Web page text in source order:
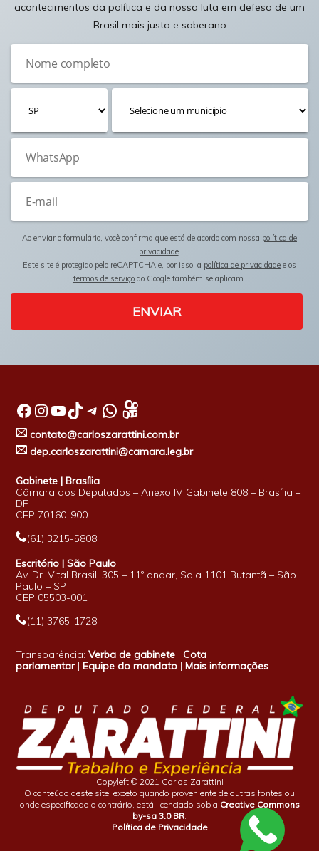
acontecimentos da política e da nossa luta em defesa de um
Brasil mais justo e soberano
Ao enviar o formulário, você confirma que está de acordo com nossa política de
privacidade.
Este site é protegido pelo reCAPTCHA e, por isso, a política de privacidade e os
termos de serviço do Google também se aplicam.
ENVIAR
Facebook InstagramYoutube TikTok Telegram WhatsApp
contato@carloszarattini.com.br
dep.carloszarattini@camara.leg.br
Gabinete | Brasília
Câmara dos Deputados – Anexo IV Gabinete 808 – Brasília –
DF
CEP 70160-900
(61) 3215-5808
Escritório | São Paulo
Av. Dr. Vital Brasil, 305 – 11º andar, Sala 1101 Butantã – São
Paulo – SP
CEP 05503-001
(11) 3765-1728
Transparência:Verba de gabinete |Cota
parlamentar|Equipe do mandato |Mais informações
Copyleft © 2021 Carlos Zarattini
O conteúdo deste site, exceto quando proveniente de outras fontes ou
onde especificado o contrário, está licenciado sob a Creative Commons
by-sa 3.0 BR
Política de Privacidade